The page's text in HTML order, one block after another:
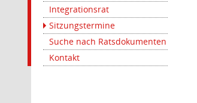
Integrationsrat
Sitzungstermine
Suche nach Ratsdokumenten
Kontakt